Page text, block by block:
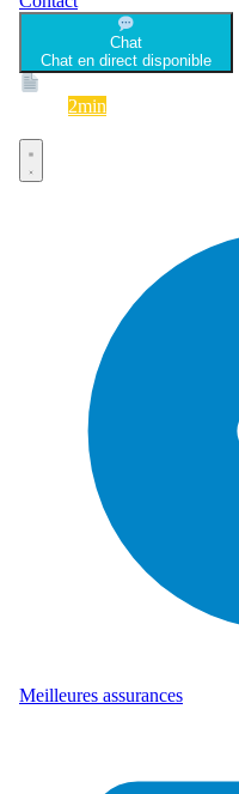
Chat
Chat en direct disponible
2min
Meilleures assurances